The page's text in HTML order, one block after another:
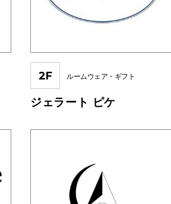
2F ルームウェア・ギフト
ジェラート ピケ